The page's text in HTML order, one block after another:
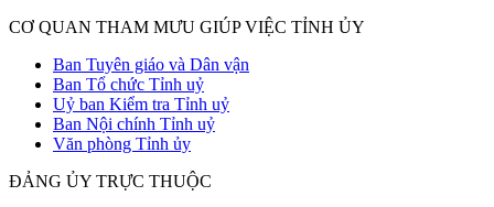
CƠ QUAN THAM MƯU GIÚP VIỆC TỈNH ỦY
Ban Tuyên giáo và Dân vận
Ban Tổ chức Tỉnh uỷ
Uỷ ban Kiểm tra Tỉnh uỷ
Ban Nội chính Tỉnh uỷ
Văn phòng Tỉnh ủy
ĐẢNG ỦY TRỰC THUỘC